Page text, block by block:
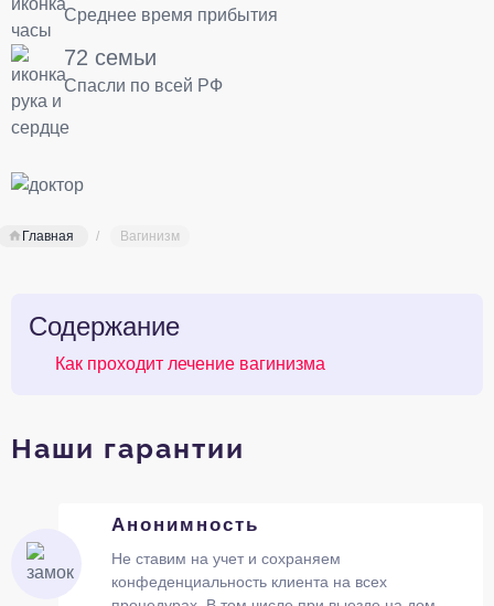
Среднее время прибытия
72 семьи
Спасли по всей РФ
Главная Вагинизм
Содержание
Как проходит лечение вагинизма
Наши гарантии
Анонимность
Не ставим на учет и сохраняем
конфеденциальность клиента на всех